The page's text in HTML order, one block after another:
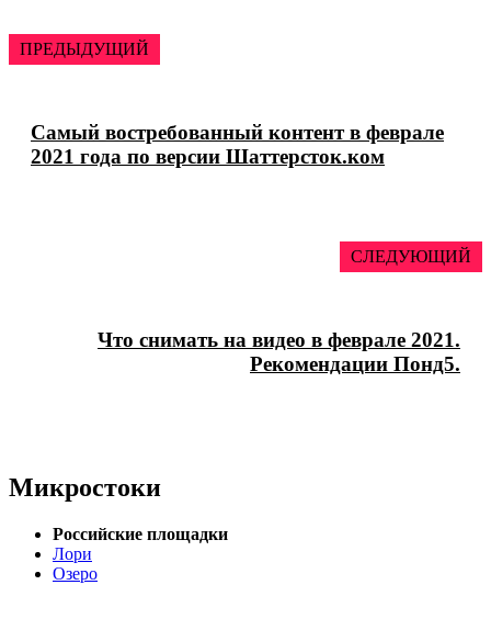
ПРЕДЫДУЩИЙ
Самый востребованный контент в феврале
2021 года по версии Шаттерсток.ком
СЛЕДУЮЩИЙ
Что снимать на видео в феврале 2021.
Рекомендации Понд5.
Микростоки
Российские площадки
Лори
Озеро